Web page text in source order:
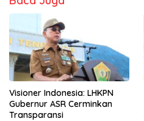
Visioner Indonesia: LHKPN
Gubernur ASR Cerminkan
Transparansi